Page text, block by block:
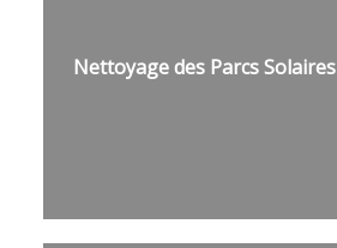
Nettoyage des Parcs Solaires